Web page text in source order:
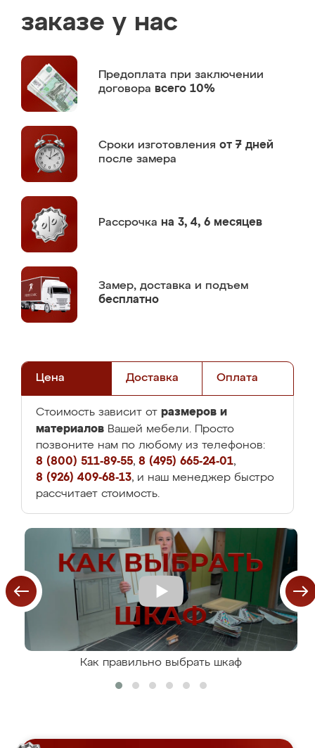
заказе у нас
Предоплата при заключении
договора всего 10%
Сроки изготовления от 7 дней
после замера
Рассрочка на 3, 4, 6 месяцев
Замер, доставка и подъем
бесплатно
Цена Доставка Оплата
Стоимость зависит от размеров и
материалов Вашей мебели. Просто
позвоните нам по любому из телефонов:
8 (800) 511-89-55, 8 (495) 665-24-01,
8 (926) 409-68-13, и наш менеджер быстро
рассчитает стоимость.
Как правильно выбрать шкаф